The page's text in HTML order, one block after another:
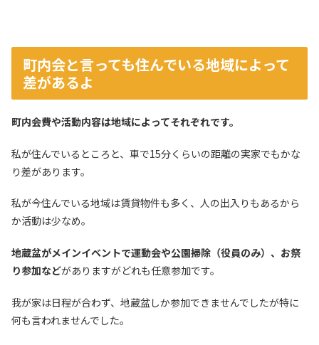
町内会と言っても住んでいる地域によって
差があるよ
町内会費や活動内容は地域によってそれぞれです。
私が住んでいるところと、車で15分くらいの距離の実家でもかな
り差があります。
私が今住んでいる地域は賃貸物件も多く、人の出入りもあるから
か活動は少なめ。
地蔵盆がメインイベントで運動会や公園掃除（役員のみ）、お祭
り参加などがありますがどれも任意参加です。
我が家は日程が合わず、地蔵盆しか参加できませんでしたが特に
何も言われませんでした。